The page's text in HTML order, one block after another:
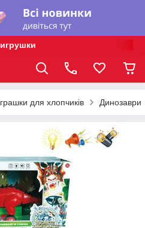
для хлопчиків Динозаври